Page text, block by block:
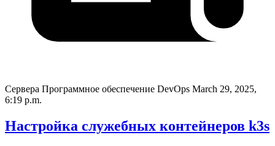
Сервера Программное обеспечение DevOps March 29, 2025,
6:19 p.m.
Настройка служебных контейнеров k3s